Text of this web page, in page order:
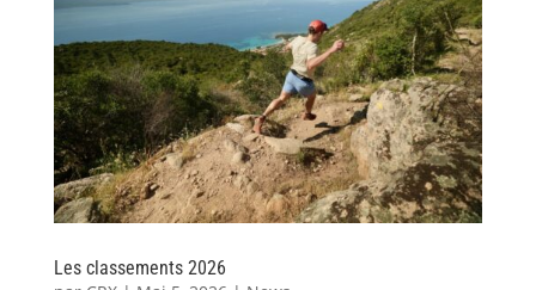
Les classements 2026